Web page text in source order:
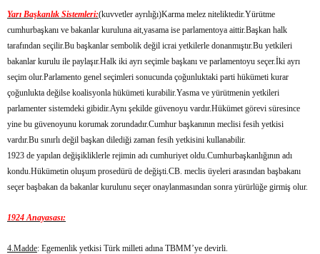
Yarı Başkanlık Sistemleri:(kuvvetler ayrılığı)Karma melez niteliktedir.Yürütme
cumhurbaşkanı ve bakanlar kuruluna ait,yasama ise parlamentoya aittir.Başkan halk
tarafından seçilir.Bu başkanlar sembolik değil icrai yetkilerle donanmıştır.Bu yetkileri
bakanlar kurulu ile paylaşır.Halk iki ayrı seçimle başkanı ve parlamentoyu seçer.İki ayrı
seçim olur.Parlamento genel seçimleri sonucunda çoğunluktaki parti hükümeti kurar
çoğunlukta değilse koalisyonla hükümeti kurabilir.Yasma ve yürütmenin yetkileri
parlamenter sistemdeki gibidir.Aynı şekilde güvenoyu vardır.Hükümet görevi süresince
yine bu güvenoyunu korumak zorundadır.Cumhur başkanının meclisi fesih yetkisi
vardır.Bu sınırlı değil başkan dilediği zaman fesih yetkisini kullanabilir.
1923 de yapılan değişikliklerle rejimin adı cumhuriyet oldu.Cumhurbaşkanlığının adı
kondu.Hükümetin oluşum prosedürü de değişti.CB. meclis üyeleri arasından başbakanı
seçer başbakan da bakanlar kurulunu seçer onaylanmasından sonra yürürlüğe girmiş olur.
1924 Anayasası:
4.Madde: Egemenlik yetkisi Türk milleti adına TBMM’ye devirli.